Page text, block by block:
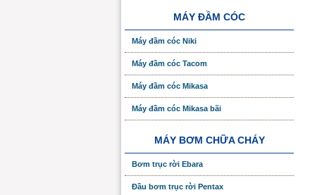
MÁY ĐẦM CÓC
Máy đầm cóc Niki
Máy đầm cóc Tacom
Máy đầm cóc Mikasa
Máy đầm cóc Mikasa bãi
MÁY BƠM CHỮA CHÁY
Bơm trục rời Ebara
Đầu bơm trục rời Pentax